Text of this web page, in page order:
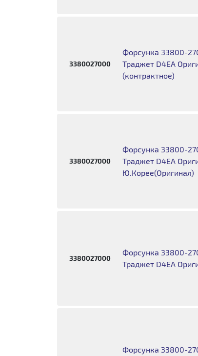
3380027000
Форсунка 33800-
Траджет D4EA
(контрактное)
3380027000
Форсунка 33800-
Траджет D4EA
Ю.Корее(Оригинал)
3380027000
Форсунка 33800-
Траджет D4EA
Форсунка 33800-